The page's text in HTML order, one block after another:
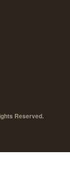
Reserved.